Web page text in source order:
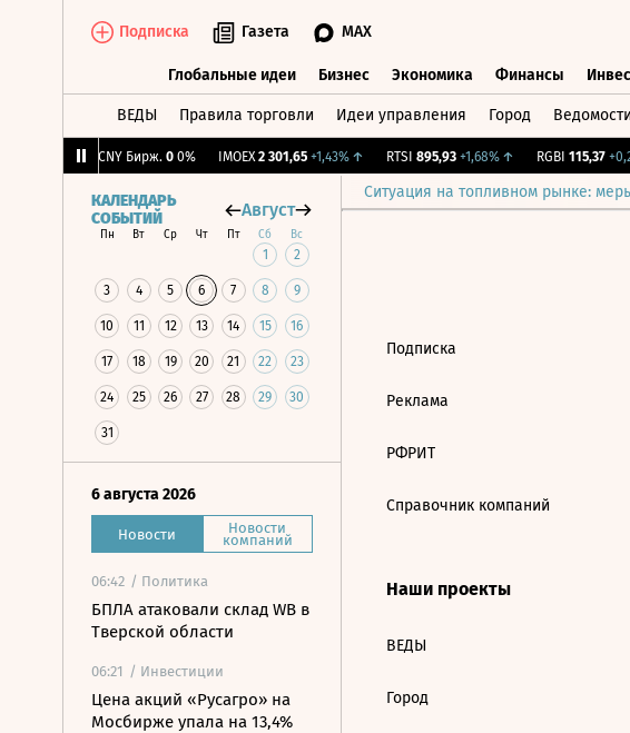
Подписка Газета MAX
Глобальные идеи Бизнес Экономика Финансы
ВЕДЫ Правила торговли Идеи управления Город
CNY Бирж. 0 0% IMOEX 2 301,65 +1,43%↑ RTSI 895,93 +1,68%↑ RGBI 115,37
Ситуация на топливном рынке:
КАЛЕНДАРЬ
СОБЫТИЙ
Август
Пн Вт Ср Чт Пт Сб Вс
1 2
3 4 5 6 7 8 9
10 11 12 13 14 15 16
17 18 19 20 21 22 23
24 25 26 27 28 29 30
31
6 августа 2026
Новости Новости
компаний
06:42 / Политика
БПЛА атаковали склад WB в
Тверской области
06:21 / Инвестиции
Цена акций «Русагро» на
Мосбирже упала на 13,4%
Подписка
Реклама
РФРИТ
Справочник компаний
Наши проекты
ВЕДЫ
Город